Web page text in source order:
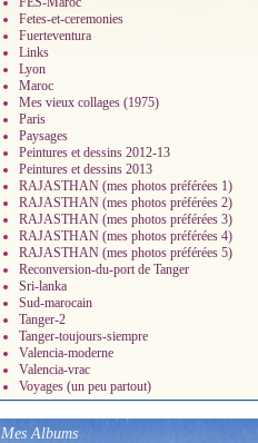
Fetes-et-ceremonies
Fuerteventura
Links
Lyon
Maroc
Mes vieux collages (1975)
Paris
Paysages
Peintures et dessins 2012-13
Peintures et dessins 2013
RAJASTHAN (mes photos préférées 1)
RAJASTHAN (mes photos préférées 2)
RAJASTHAN (mes photos préférées 3)
RAJASTHAN (mes photos préférées 4)
RAJASTHAN (mes photos préférées 5)
Reconversion-du-port de Tanger
Sri-lanka
Sud-marocain
Tanger-2
Tanger-toujours-siempre
Valencia-moderne
Valencia-vrac
Voyages (un peu partout)
Mes Albums